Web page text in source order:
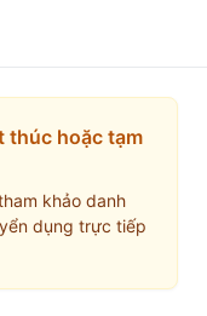
thúc hoặc tạm
khảo danh
dụng trực tiếp